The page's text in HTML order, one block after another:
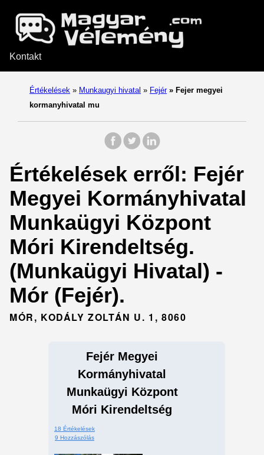
Kontakt
Értékelések » Munkaugyi hivatal » Fejér » Fejer megyei
kormanyhivatal mu
Értékelések erről: Fejér
Megyei Kormányhivatal
Munkaügyi Központ
Móri Kirendeltség.
(Munkaügyi Hivatal) -
Mór (Fejér).
MÓR, KODÁLY ZOLTÁN U. 1, 8060
Fejér Megyei
Kormányhivatal
Munkaügyi Központ
Móri Kirendeltség
18 Értékelések
9 Hozzászólás